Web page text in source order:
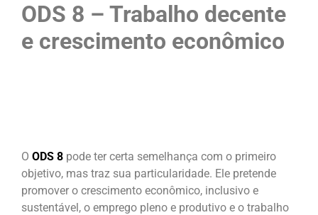
ODS 8 – Trabalho decente
e crescimento econômico
O ODS 8 pode ter certa semelhança com o primeiro
objetivo, mas traz sua particularidade. Ele pretende
promover o crescimento econômico, inclusivo e
sustentável, o emprego pleno e produtivo e o trabalho